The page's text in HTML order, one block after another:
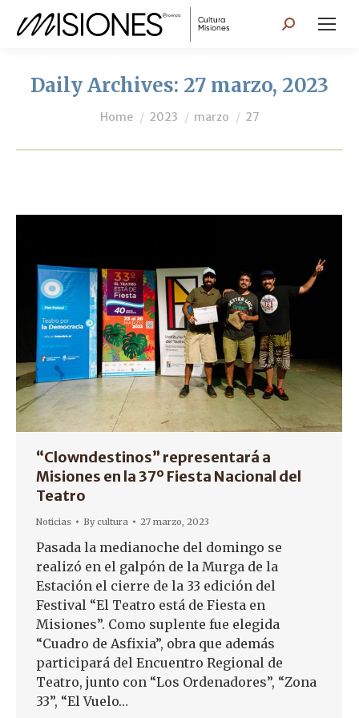
Search:
Daily Archives: 27 marzo, 2023
You are here:
Home 2023 marzo 27
“Clowndestinos” representará a
Misiones en la 37º Fiesta Nacional del
Teatro
Noticias Bycultura 27 marzo, 2023
Pasada la medianoche del domingo se
realizó en el galpón de la Murga de la
Estación el cierre de la 33 edición del
Festival “El Teatro está de Fiesta en
Misiones”. Como suplente fue elegida
“Cuadro de Asfixia”, obra que además
participará del Encuentro Regional de
Teatro, junto con “Los Ordenadores”, “Zona
33”, “El Vuelo…